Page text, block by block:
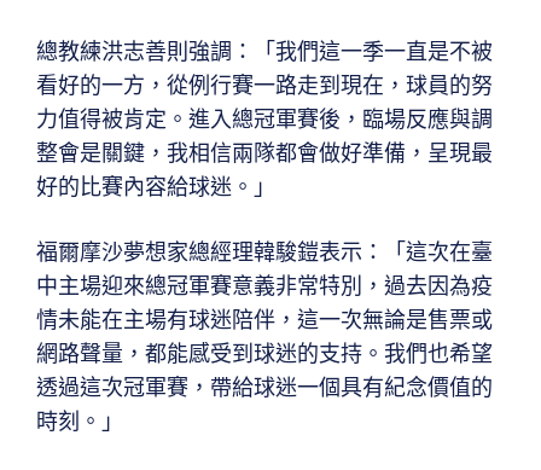
總教練洪志善則強調：「我們這一季一直是不被
看好的一方，從例行賽一路走到現在，球員的努
力值得被肯定。進入總冠軍賽後，臨場反應與調
整會是關鍵，我相信兩隊都會做好準備，呈現最
好的比賽內容給球迷。」
福爾摩沙夢想家總經理韓駿鎧表示：「這次在臺
中主場迎來總冠軍賽意義非常特別，過去因為疫
情未能在主場有球迷陪伴，這一次無論是售票或
網路聲量，都能感受到球迷的支持。我們也希望
透過這次冠軍賽，帶給球迷一個具有紀念價值的
時刻。」